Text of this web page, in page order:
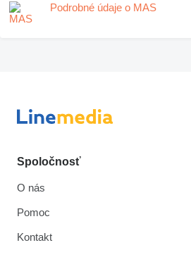
Podrobné údaje o MAS
Spoločnosť
O nás
Pomoc
Kontakt